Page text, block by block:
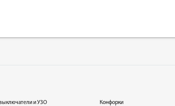
и УЗО Конфорки